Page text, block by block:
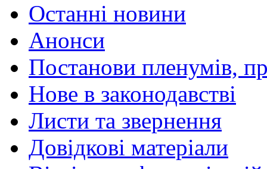
Останні новини
Анонси
Постанови пленумів,
Нове в законодавстві
Листи та звернення
Довідкові матеріали